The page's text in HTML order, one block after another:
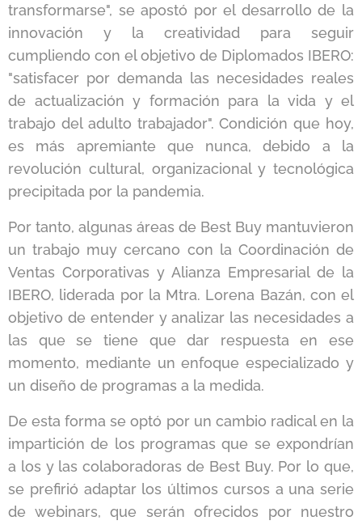
transformarse", se apostó por el desarrollo de la
innovación y la creatividad para seguir
cumpliendo con el objetivo de Diplomados IBERO:
"satisfacer por demanda las necesidades reales
de actualización y formación para la vida y el
trabajo del adulto trabajador". Condición que hoy,
es más apremiante que nunca, debido a la
revolución cultural, organizacional y tecnológica
precipitada por la pandemia.
Por tanto, algunas áreas de Best Buy mantuvieron
un trabajo muy cercano con la Coordinación de
Ventas Corporativas y Alianza Empresarial de la
IBERO, liderada por la Mtra. Lorena Bazán, con el
objetivo de entender y analizar las necesidades a
las que se tiene que dar respuesta en ese
momento, mediante un enfoque especializado y
un diseño de programas a la medida.
De esta forma se optó por un cambio radical en la
impartición de los programas que se expondrían
a los y las colaboradoras de Best Buy. Por lo que,
se prefirió adaptar los últimos cursos a una serie
de webinars, que serán ofrecidos por nuestro